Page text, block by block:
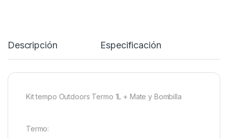
Descripción Especificación
Kit tempo Outdoors Termo 1L + Mate y Bombilla
Termo: